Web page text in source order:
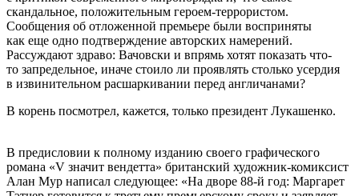
скандальное, положительным героем-террористом.
Сообщения об отложенной премьере были восприняты
как еще одно подтверждение авторских намерений.
Рассуждают здраво: Вачовски и впрямь хотят показать что-
то запредельное, иначе стоило ли проявлять столько усердия
в извинительном расшаркивании перед англичанами?
В корень посмотрел, кажется, только президент Лукашенко.
В предисловии к полному изданию своего графического
романа «V значит вендетта» британский художник-комиксист
Алан Мур написал следующее: «На дворе 88-й год: Маргарет